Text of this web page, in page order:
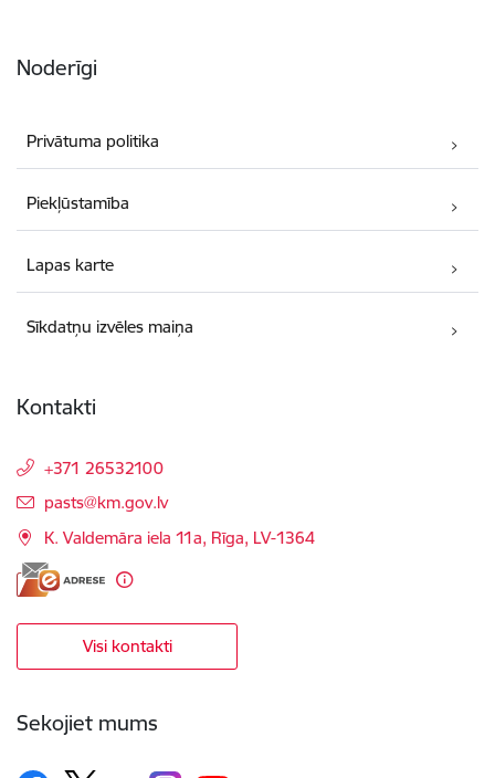
Noderīgi
Privātuma politika
Piekļūstamība
Lapas karte
Sīkdatņu izvēles maiņa
Kontakti
+371 26532100
E-pasts:
pasts@km.gov.lv
K. Valdemāra iela 11a, Rīga, LV-1364
Visi kontakti
Sekojiet mums